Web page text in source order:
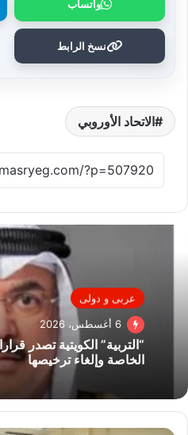
واتساب
نسخ الرابط
الاتحاد الأوروبي
عربى و دولى
6 أغسطس، 2026
“التربية” الكويتية تصدر
الخاصة وإلغاء ترخيصها